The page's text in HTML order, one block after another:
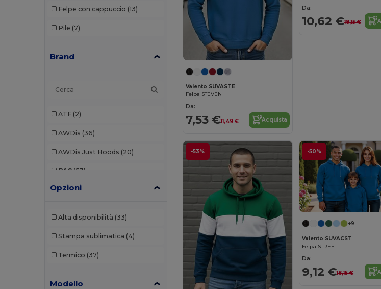
Felpe con cappuccio (13)
Pile (7)
Brand
ATF (2)
AWDis (36)
AWDis Just Hoods (20)
B&C (53)
B&C Pro
Carhartt
Opzioni
Alta disponibilità (33)
Stampa sublimatica (4)
Termico (37)
Modello
Valento SUVASTE
Felpa STEVEN
Da:
7,53 €11,49 € Acquista
Da:
10,62 €18,15 €
-53% -50%
+9
Valento SUVACST
Felpa STREET
Da:
9,12 €18,15 €